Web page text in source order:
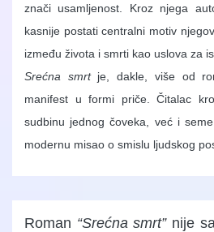
znači usamljenost. Kroz njega
kasnije postati centralni motiv
između života i smrti kao uslova za
Srećna smrtje, dakle, više od
manifest u formi priče. Čitalac
sudbinu jednog čoveka, već i
modernu misao o smislu ljudskog
Roman “Srećna smrt”nije